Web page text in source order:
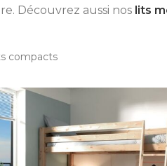
Découvrez aussi nos lits
compacts